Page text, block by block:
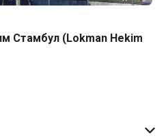
Стамбул (Lokman Hekim